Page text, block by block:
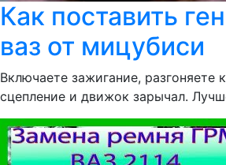
Как поставить
ваз от мицубиси
Включаете зажигание, разгоняете
сцепление и движок зарычал.